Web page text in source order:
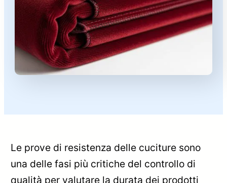
Le prove di resistenza delle cuciture sono
una delle fasi più critiche del controllo di
qualità per valutare la durata dei prodotti